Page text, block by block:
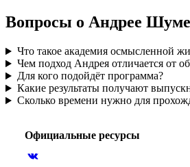
Вопросы о Андрее
Что такое академия осмысленной
Чем подход Андрея отличается от
Для кого подойдёт программа?
Какие результаты получают
Сколько времени нужно для
Официальные ресурсы